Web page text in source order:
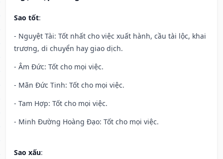
Sao tốt:
- Nguyệt Tài: Tốt nhất cho việc xuất hành, cầu tài lộc, khai
trương, di chuyển hay giao dịch.
- Âm Đức: Tốt cho mọi việc.
- Mãn Đức Tinh: Tốt cho mọi việc.
- Tam Hợp: Tốt cho mọi việc.
- Minh Đường Hoàng Đạo: Tốt cho mọi việc.
Sao xấu: